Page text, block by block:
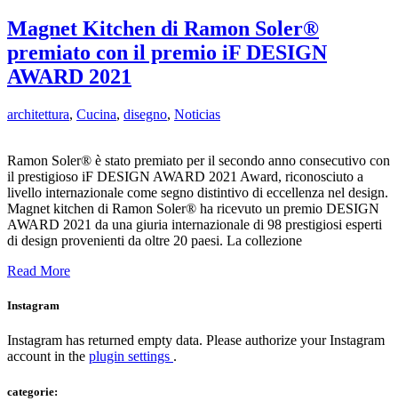
Magnet Kitchen di Ramon Soler®
premiato con il premio iF DESIGN
AWARD 2021
architettura, Cucina, disegno, Noticias
Ramon Soler® è stato premiato per il secondo anno consecutivo con
il prestigioso iF DESIGN AWARD 2021 Award, riconosciuto a
livello internazionale come segno distintivo di eccellenza nel design.
Magnet kitchen di Ramon Soler® ha ricevuto un premio DESIGN
AWARD 2021 da una giuria internazionale di 98 prestigiosi esperti
di design provenienti da oltre 20 paesi. La collezione
Read More
Instagram
Instagram has returned empty data. Please authorize your Instagram
account in the plugin settings .
categorie: